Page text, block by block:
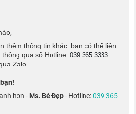
thêm thông tin khác, bạn có thể liên
qua số Hotline: 039 365 3333
Zalo.
hơn - Ms. Bé Đẹp- Hotline:039 365